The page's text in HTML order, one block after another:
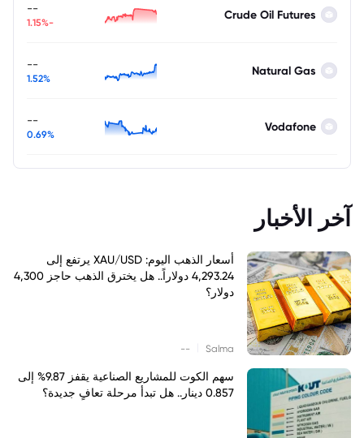
Crude Oil Futures
--
-1.15%
Natural Gas
--
1.52%
Vodafone
--
0.69%
آخر الأخبار
أسعار الذهب اليوم: XAU/USD يرتفع إلى
4,293.24 دولاراً.. هل يخترق الذهب حاجز 4,300
دولار؟
Salma
--
سهم الكوت للمشاريع الصناعية يقفز 9.87% إلى
0.857 دينار.. هل تبدأ مرحلة تعافٍ جديدة؟